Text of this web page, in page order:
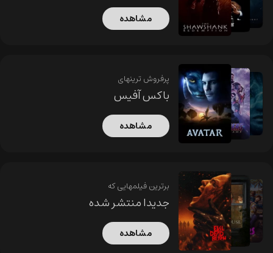
مشاهده
پرفروش ترینهای
باکس آفیس
مشاهده
برترین فیلمهایی که
جدیدا منتشر شده
مشاهده